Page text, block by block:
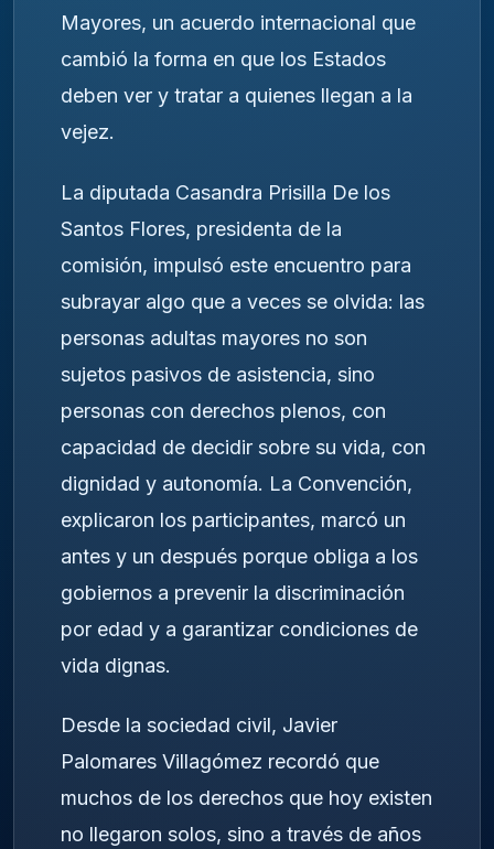
Mayores, un acuerdo internacional que
cambió la forma en que los Estados
deben ver y tratar a quienes llegan a la
vejez.
La diputada Casandra Prisilla De los
Santos Flores, presidenta de la
comisión, impulsó este encuentro para
subrayar algo que a veces se olvida: las
personas adultas mayores no son
sujetos pasivos de asistencia, sino
personas con derechos plenos, con
capacidad de decidir sobre su vida, con
dignidad y autonomía. La Convención,
explicaron los participantes, marcó un
antes y un después porque obliga a los
gobiernos a prevenir la discriminación
por edad y a garantizar condiciones de
vida dignas.
Desde la sociedad civil, Javier
Palomares Villagómez recordó que
muchos de los derechos que hoy existen
no llegaron solos, sino a través de años